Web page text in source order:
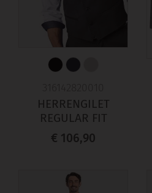
HERRENGILET
REGULAR FIT
€ 106,90